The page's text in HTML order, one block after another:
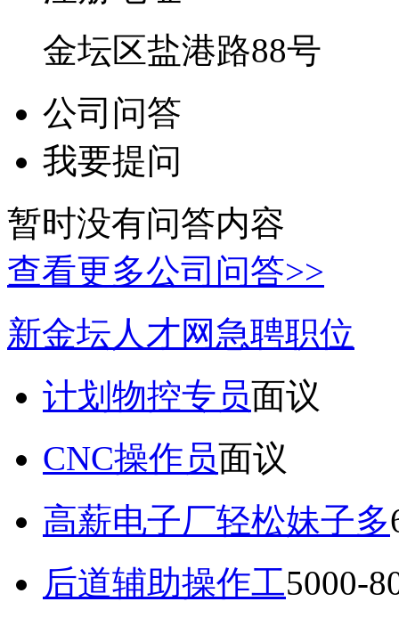
金坛区盐港路88号
公司问答
我要提问
暂时没有问答内容
查看更多公司问答>>
新金坛人才网急聘职位
计划物控专员面议
CNC操作员面议
高薪电子厂轻松妹子多
后道辅助操作工5000-